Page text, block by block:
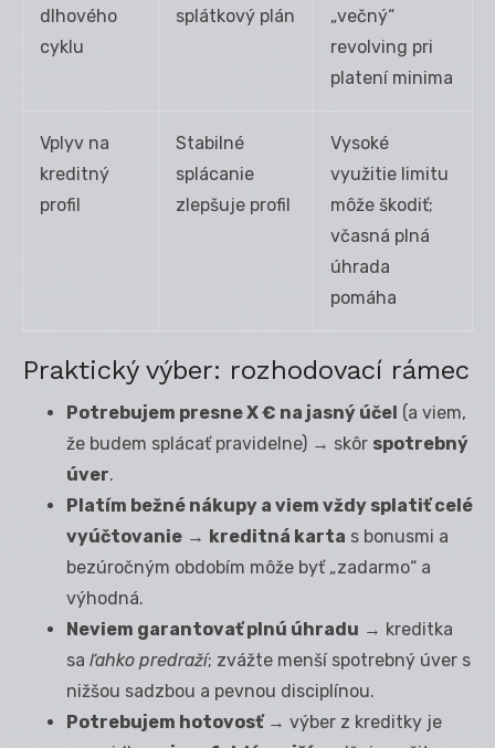
dlhového
cyklu
splátkový plán
„večný“
revolving pri
platení minima
Vplyv na
kreditný
profil
Stabilné
splácanie
zlepšuje profil
Vysoké
využitie limitu
môže škodiť;
včasná plná
úhrada
pomáha
Praktický výber: rozhodovací rámec
Potrebujem presne X € na jasný účel (a viem,
že budem splácať pravidelne) → skôr spotrebný
úver.
Platím bežné nákupy a viem vždy splatiť celé
vyúčtovanie → kreditná karta s bonusmi a
bezúročným obdobím môže byť „zadarmo“ a
výhodná.
Neviem garantovať plnú úhradu → kreditka
sa ľahko predraží; zvážte menší spotrebný úver s
nižšou sadzbou a pevnou disciplínou.
Potrebujem hotovosť→ výber z kreditky je